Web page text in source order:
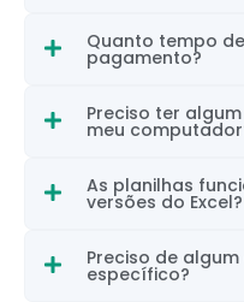
Quanto tempo
pagamento?
Preciso ter
meu
As planilhas
versões do Excel?
Preciso de
específico?